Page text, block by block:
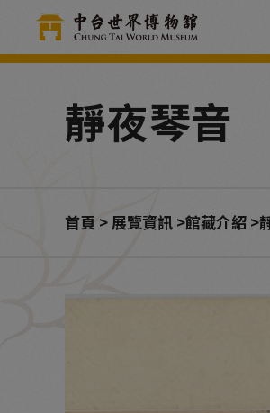
靜夜琴音
首頁 展覽資訊 館藏介紹
Cookie管理面板